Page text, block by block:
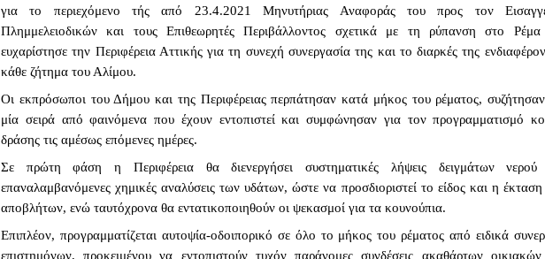
για το περιεχόμενο τής από 23.4.2021 Μηνυτήριας Αναφοράς του προς τον
Πλημμελειοδικών και τους Επιθεωρητές Περιβάλλοντος σχετικά με τη ρύπανση στο Ρέμα
ευχαρίστησε την Περιφέρεια Αττικής για τη συνεχή συνεργασία της και το διαρκές της
κάθε ζήτημα του Αλίμου.
Οι εκπρόσωποι του Δήμου και της Περιφέρειας περπάτησαν κατά μήκος του ρέματος,
μία σειρά από φαινόμενα που έχουν εντοπιστεί και συμφώνησαν για τον προγραμματισμό
δράσης τις αμέσως επόμενες ημέρες.
Σε πρώτη φάση η Περιφέρεια θα διενεργήσει συστηματικές λήψεις δειγμάτων νερού
επαναλαμβανόμενες χημικές αναλύσεις των υδάτων, ώστε να προσδιοριστεί το είδος και η
αποβλήτων, ενώ ταυτόχρονα θα εντατικοποιηθούν οι ψεκασμοί για τα κουνούπια.
Επιπλέον, προγραμματίζεται αυτοψία-οδοιπορικό σε όλο το μήκος του ρέματος από ειδικά
επιστημόνων, προκειμένου να εντοπιστούν τυχόν παράνομες συνδέσεις ακαθάρτων οικιακών